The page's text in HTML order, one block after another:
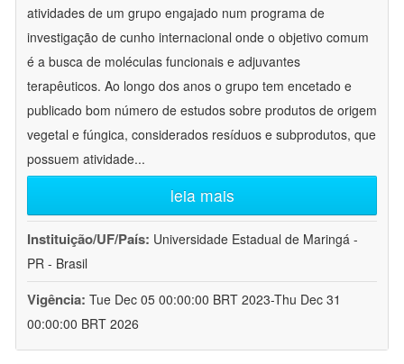
atividades de um grupo engajado num programa de
investigação de cunho internacional onde o objetivo comum
é a busca de moléculas funcionais e adjuvantes
terapêuticos. Ao longo dos anos o grupo tem encetado e
publicado bom número de estudos sobre produtos de origem
vegetal e fúngica, considerados resíduos e subprodutos, que
possuem atividade...
leia mais
Instituição/UF/País: Universidade Estadual de Maringá -
PR - Brasil
Vigência: Tue Dec 05 00:00:00 BRT 2023-Thu Dec 31
00:00:00 BRT 2026